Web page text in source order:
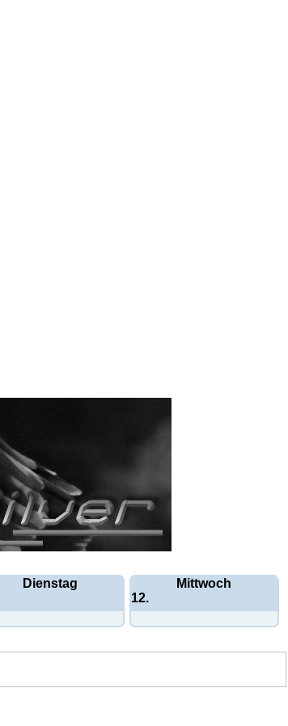
Dienstag
Mittwoch
12.